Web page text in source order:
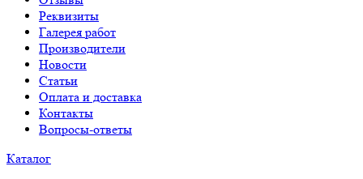
Реквизиты
Галерея работ
Производители
Новости
Статьи
Оплата и доставка
Контакты
Вопросы-ответы
Каталог